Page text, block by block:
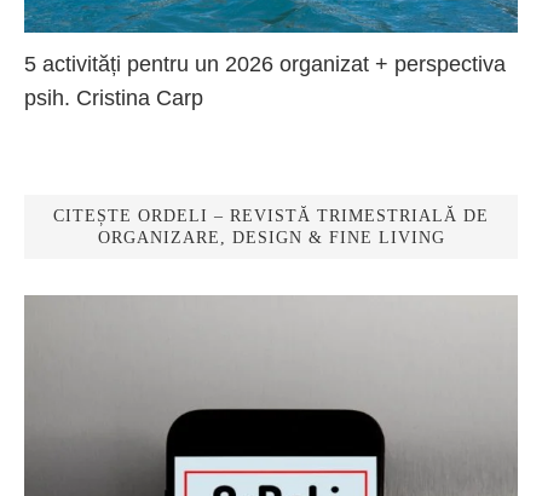
5 activități pentru un 2026 organizat + perspectiva
psih. Cristina Carp
CITEȘTE ORDELI – REVISTĂ TRIMESTRIALĂ DE
ORGANIZARE, DESIGN & FINE LIVING